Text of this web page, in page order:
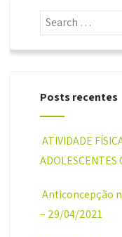
Posts recentes
ATIVIDADE
ADOLESCENTES
Anticoncepção
– 29/04/2021